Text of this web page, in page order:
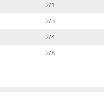
2/1
2/3
2/4
2/8